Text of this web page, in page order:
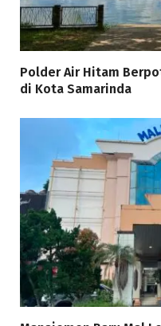
Polder Air Hitam
di Kota Samarinda